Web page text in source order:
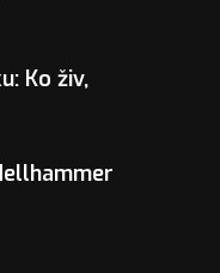
Ko živ,